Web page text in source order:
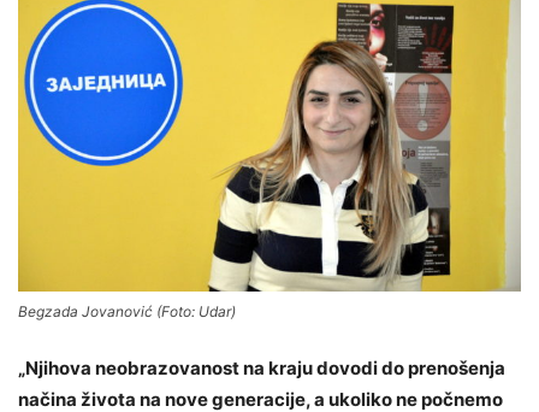
Begzada Jovanović (Foto: Udar)
„Njihova neobrazovanost na kraju dovodi do prenošenja
načina života na nove generacije, a ukoliko ne počnemo